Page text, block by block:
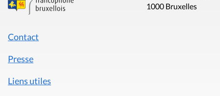
1000 Bruxelles
Contact
Presse
Liens utiles